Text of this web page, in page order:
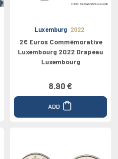
Luxemburg 2022
2€ Euros Commémorative
Luxembourg 2022 Drapeau
Luxembourg
8.90 €
ADD